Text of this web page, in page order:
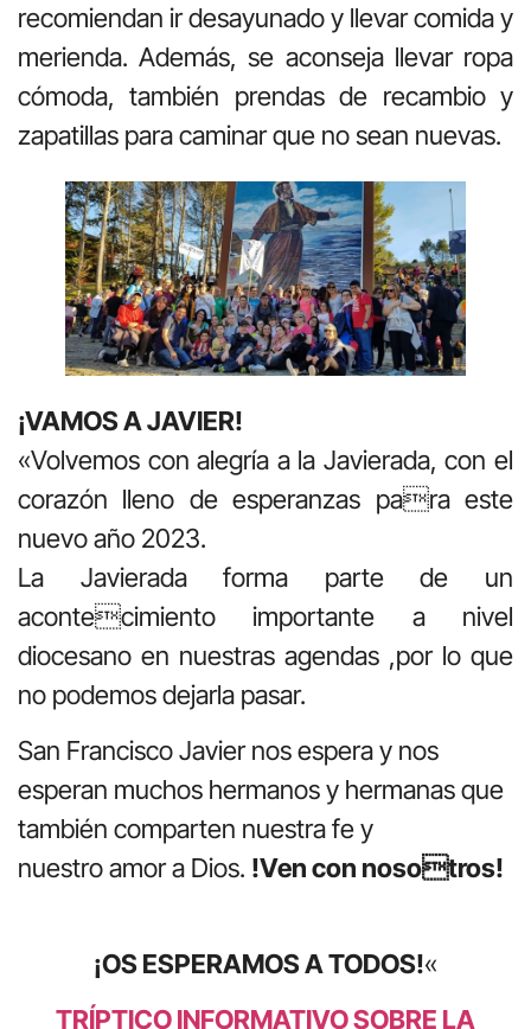
recomiendan ir desayunado y llevar comida y
merienda. Además, se aconseja llevar ropa
cómoda, también prendas de recambio y
zapatillas para caminar que no sean nuevas.
¡VAMOS A JAVIER!
«Volvemos con alegría a la Javierada, con el
corazón lleno de esperanzas para este
nuevo año 2023.
La Javierada forma parte de un
acontecimiento importante a nivel
diocesano en nuestras agendas ,por lo que
no podemos dejarla pasar.
San Francisco Javier nos espera y nos
esperan muchos hermanos y hermanas que
también comparten nuestra fe y
nuestro amor a Dios. !Ven con nosotros!
¡OS ESPERAMOS A TODOS!«
TRÍPTICO INFORMATIVO SOBRE LA